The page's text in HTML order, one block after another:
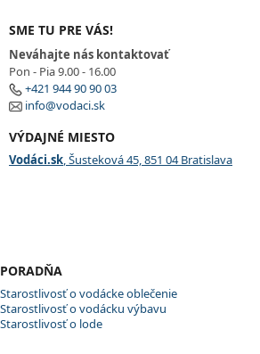
SME TU PRE VÁS!
Neváhajte nás kontaktovať
Pon - Pia 9.00 - 16.00
+421 944 90 90 03
info@vodaci.sk
VÝDAJNÉ MIESTO
Vodáci.sk, Šusteková 45, 851 04 Bratislava
PORADŇA
Starostlivosť o vodácke oblečenie
Starostlivosť o vodácku výbavu
Starostlivosť o lode